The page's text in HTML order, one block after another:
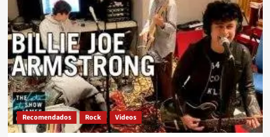
Recomendados Rock Videos